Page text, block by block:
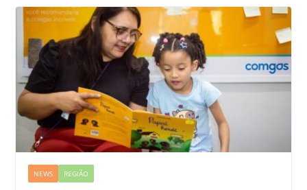
NEWS REGIÃO